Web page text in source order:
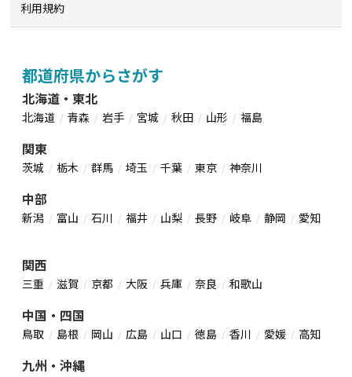
利用規約
都道府県からさがす
北海道・東北
北海道 青森 岩手 宮城 秋田 山形 福島
関東
茨城 栃木 群馬 埼玉 千葉 東京 神奈川
中部
新潟 富山 石川 福井 山梨 長野 岐阜 静岡 愛知
関西
三重 滋賀 京都 大阪 兵庫 奈良 和歌山
中国・四国
鳥取 島根 岡山 広島 山口 徳島 香川 愛媛 高知
九州・沖縄